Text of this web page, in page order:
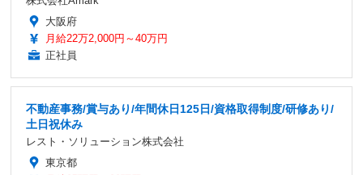
大阪府
月給22万2,000円～40万円
正社員
不動産事務/賞与あり/年間休日125日/資格取得制度/研修あり/
土日祝休み
レスト・ソリューション株式会社
東京都